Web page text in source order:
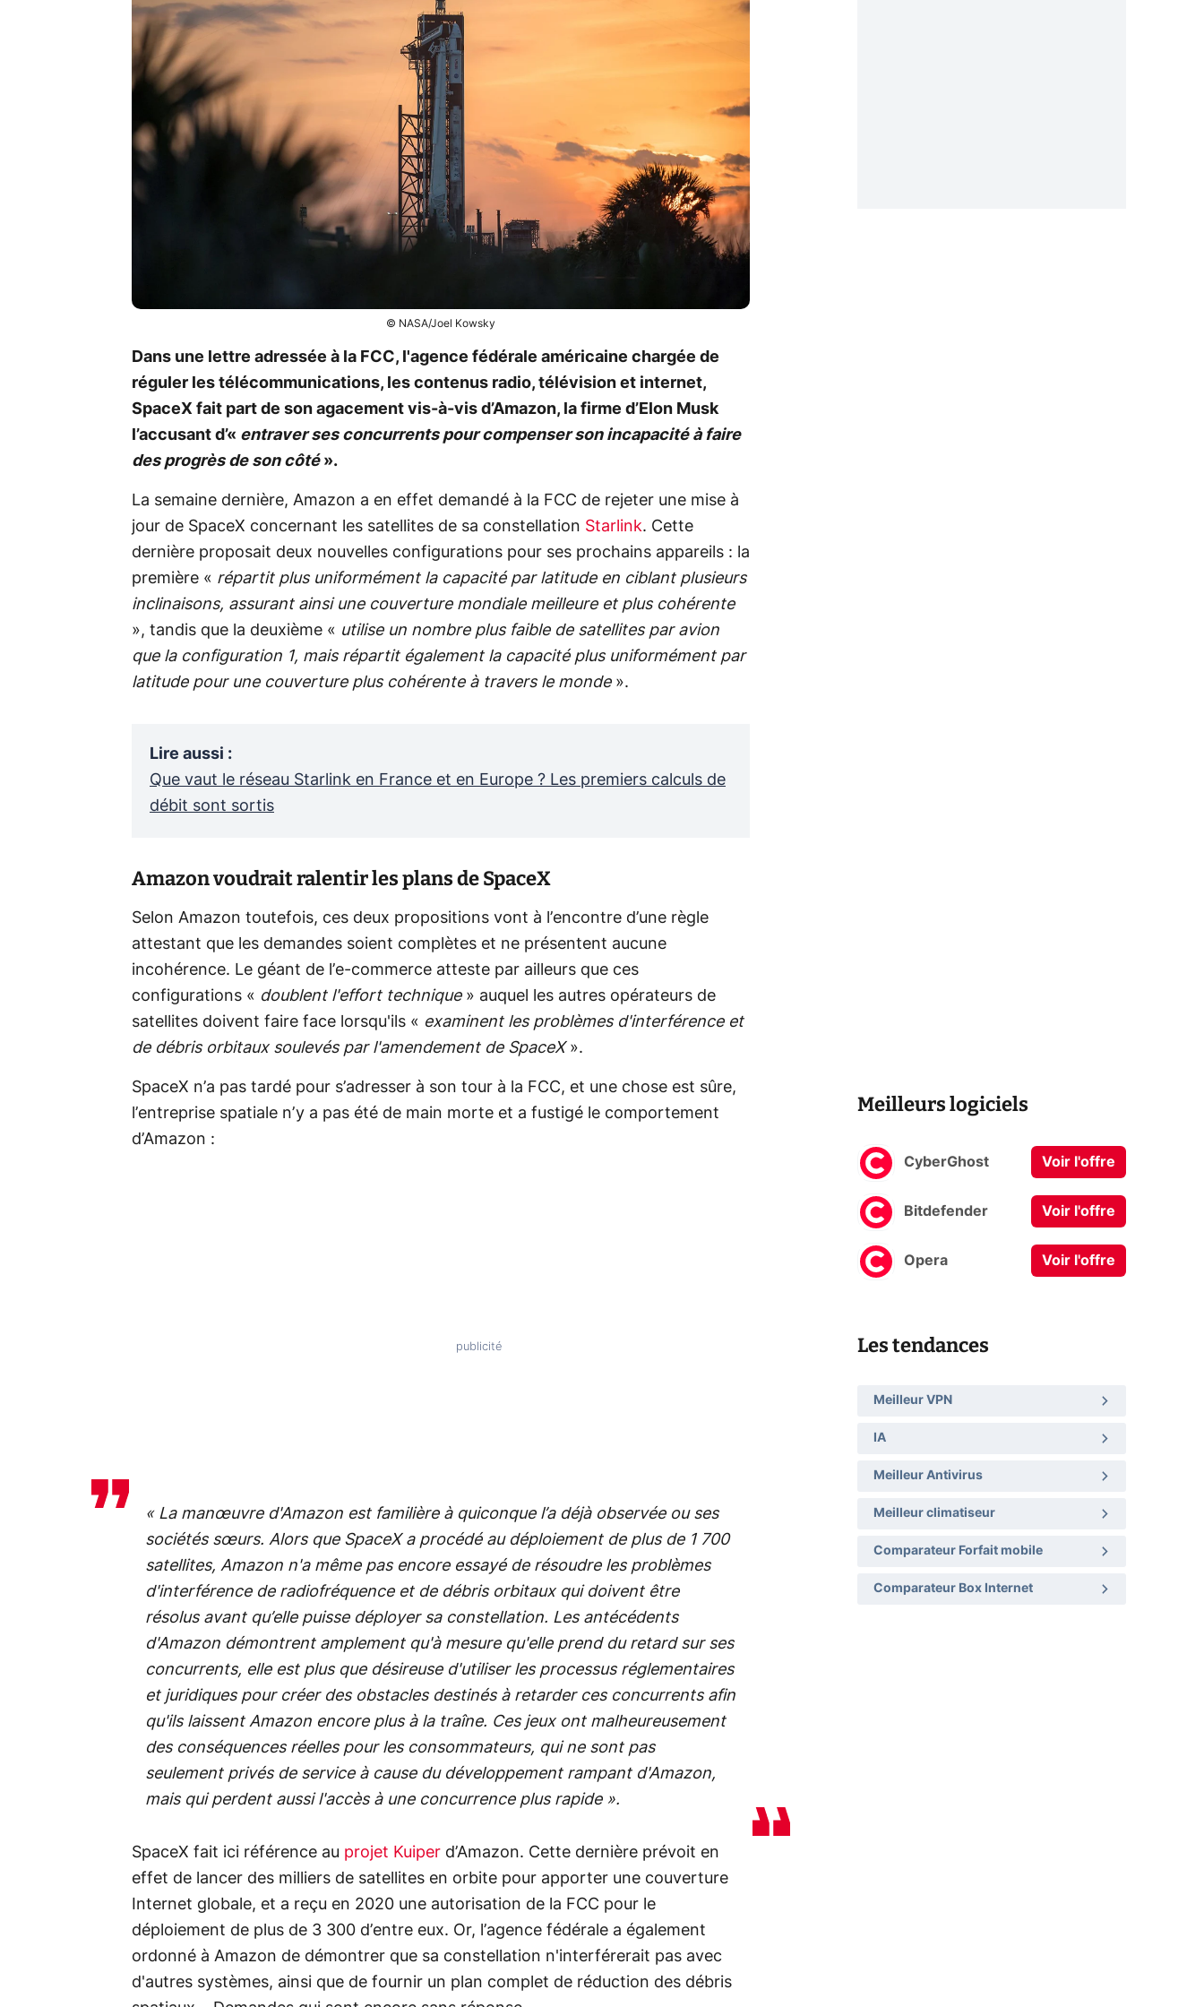
© NASA/Joel Kowsky
Dans une lettre adressée à la FCC, l'agence fédérale américaine chargée de
réguler les télécommunications, les contenus radio, télévision et internet,
SpaceX fait part de son agacement vis-à-vis d’Amazon, la firme d’Elon Musk
l’accusant d’« entraver ses concurrents pour compenser son incapacité à faire
des progrès de son côté».
La semaine dernière, Amazon a en effet demandé à la FCC de rejeter une mise à
jour de SpaceX concernant les satellites de sa constellation Starlink. Cette
dernière proposait deux nouvelles configurations pour ses prochains appareils : la
première « répartit plus uniformément la capacité par latitude en ciblant plusieurs
inclinaisons, assurant ainsi une couverture mondiale meilleure et plus cohérente
», tandis que la deuxième « utilise un nombre plus faible de satellites par avion
que la configuration 1, mais répartit également la capacité plus uniformément par
latitude pour une couverture plus cohérente à travers le monde».
Lire aussi :
Que vaut le réseau Starlink en France et en Europe ? Les premiers calculs de
débit sont sortis
Amazon voudrait ralentir les plans de SpaceX
Selon Amazon toutefois, ces deux propositions vont à l’encontre d’une règle
attestant que les demandes soient complètes et ne présentent aucune
incohérence. Le géant de l’e-commerce atteste par ailleurs que ces
configurations « doublent l'effort technique » auquel les autres opérateurs de
satellites doivent faire face lorsqu'ils « examinent les problèmes d'interférence et
de débris orbitaux soulevés par l'amendement de SpaceX».
SpaceX n’a pas tardé pour s’adresser à son tour à la FCC, et une chose est sûre,
l’entreprise spatiale n’y a pas été de main morte et a fustigé le comportement
d’Amazon :
« La manœuvre d'Amazon est familière à quiconque l’a déjà observée ou ses
sociétés sœurs. Alors que SpaceX a procédé au déploiement de plus de 1 700
satellites, Amazon n'a même pas encore essayé de résoudre les problèmes
d'interférence de radiofréquence et de débris orbitaux qui doivent être
résolus avant qu’elle puisse déployer sa constellation. Les antécédents
d'Amazon démontrent amplement qu'à mesure qu'elle prend du retard sur ses
concurrents, elle est plus que désireuse d'utiliser les processus réglementaires
et juridiques pour créer des obstacles destinés à retarder ces concurrents afin
qu'ils laissent Amazon encore plus à la traîne. Ces jeux ont malheureusement
des conséquences réelles pour les consommateurs, qui ne sont pas
seulement privés de service à cause du développement rampant d'Amazon,
mais qui perdent aussi l'accès à une concurrence plus rapide ».
SpaceX fait ici référence au projet Kuiper d’Amazon. Cette dernière prévoit en
effet de lancer des milliers de satellites en orbite pour apporter une couverture
Internet globale, et a reçu en 2020 une autorisation de la FCC pour le
déploiement de plus de 3 300 d’entre eux. Or, l’agence fédérale a également
ordonné à Amazon de démontrer que sa constellation n'interférerait pas avec
d'autres systèmes, ainsi que de fournir un plan complet de réduction des débris
Meilleurs logiciels
CyberGhost Voir l'offre
Bitdefender Voir l'offre
Opera Voir l'offre
Les tendances
Meilleur VPN
IA
Meilleur Antivirus
Meilleur climatiseur
Comparateur Forfait mobile
Comparateur Box Internet